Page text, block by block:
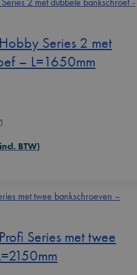
Series 2 met
– L=1650mm
BTW)
Series met twee